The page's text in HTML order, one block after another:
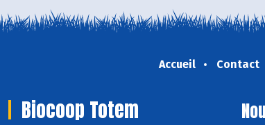
Accueil Contact
Biocoop Totem